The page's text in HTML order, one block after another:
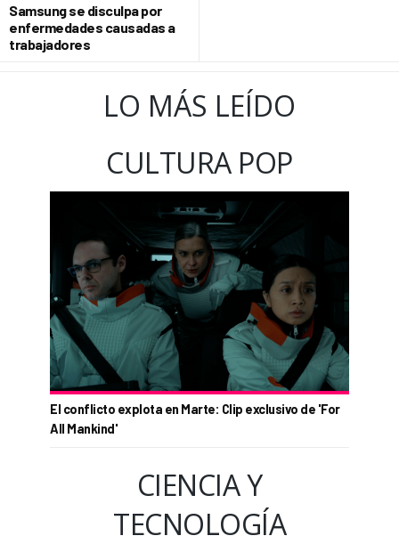
Samsung se disculpa por
enfermedades causadas a
trabajadores
LO MÁS LEÍDO
CULTURA POP
El conflicto explota en Marte: Clip exclusivo de 'For
All Mankind'
CIENCIA Y
TECNOLOGÍA